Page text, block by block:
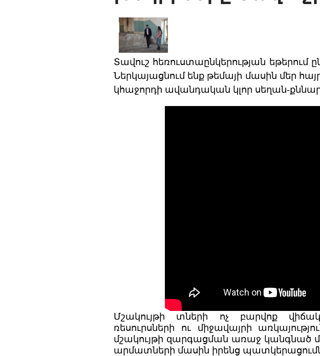
Տավուշ հեռուստաընկերության եթերում
Ներկայացնում ենք թեմայի մասին մեր
կհաջորդի ավանդական կլոր սեղան-
Մշակույթի տների ոչ բարվոք
ռեսուրսների ու միջավայրի
մշակույթի զարգացման առաջ կանգնած
արմատների մասին իրենց